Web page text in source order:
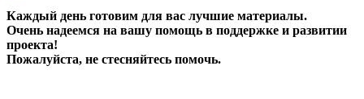
Каждый день готовим для вас лучшие материалы.
Очень надеемся на вашу помощь в поддержке и развитии
проекта!
Пожалуйста, не стесняйтесь помочь.